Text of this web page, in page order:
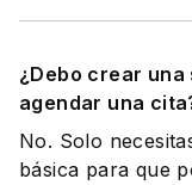
¿Debo crear una
agendar una
No. Solo
básica para que